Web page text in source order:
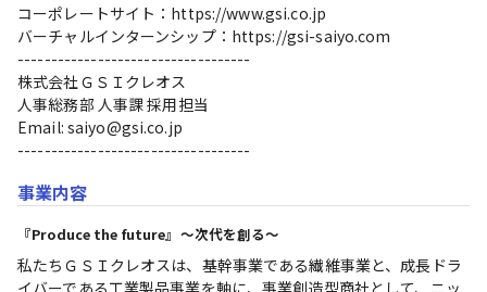
コーポレートサイト：https://www.gsi.co.jp
バーチャルインターンシップ：https://gsi-saiyo.com
-----------------------------------
株式会社ＧＳＩクレオス
人事総務部 人事課 採用担当
Email: saiyo@gsi.co.jp
-----------------------------------
事業内容
『Produce the future』～次代を創る～
私たちＧＳＩクレオスは、基幹事業である繊維事業と、成長ドラ
イバーである工業製品事業を軸に、事業創造型商社として、ニッ